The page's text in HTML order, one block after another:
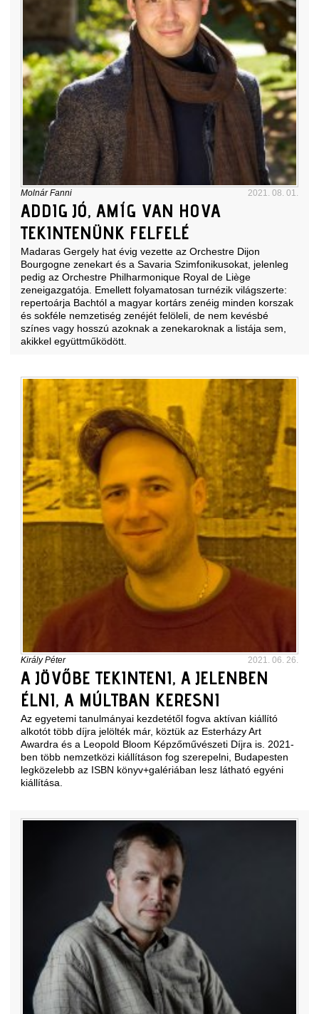
Molnár Fanni 2021. 08. 01.
ADDIG JÓ, AMÍG VAN HOVA
TEKINTENÜNK FELFELÉ
Madaras Gergely hat évig vezette az Orchestre Dijon
Bourgogne zenekart és a Savaria Szimfonikusokat, jelenleg
pedig az Orchestre Philharmonique Royal de Liège
zeneigazgatója. Emellett folyamatosan turnézik világszerte:
repertoárja Bachtól a magyar kortárs zenéig minden korszak
és sokféle nemzetiség zenéjét felöleli, de nem kevésbé
színes vagy hosszú azoknak a zenekaroknak a listája sem,
akikkel együttműködött.
Király Péter 2021. 06. 26.
A JÖVŐBE TEKINTENI, A JELENBEN
ÉLNI, A MÚLTBAN KERESNI
Az egyetemi tanulmányai kezdetétől fogva aktívan kiállító
alkotót több díjra jelölték már, köztük az Esterházy Art
Awardra és a Leopold Bloom Képzőművészeti Díjra is. 2021-
ben több nemzetközi kiállításon fog szerepelni, Budapesten
legközelebb az ISBN könyv+galériában lesz látható egyéni
kiállítása.